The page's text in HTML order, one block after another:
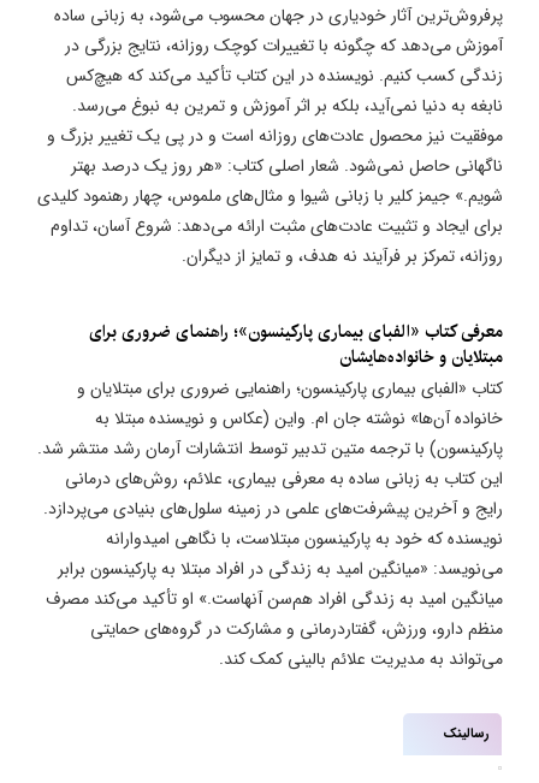
پرفروش‌ترین آثار خودیاری در جهان محسوب می‌شود، به زبانی ساده
آموزش می‌دهد که چگونه با تغییرات کوچک روزانه، نتایج بزرگی در
زندگی کسب کنیم. نویسنده در این کتاب تأکید می‌کند که هیچ‌کس
نابغه به دنیا نمی‌آید، بلکه بر اثر آموزش و تمرین به نبوغ می‌رسد.
موفقیت نیز محصول عادت‌های روزانه است و در پی یک تغییر بزرگ و
ناگهانی حاصل نمی‌شود. شعار اصلی کتاب: «هر روز یک درصد بهتر
شویم.» جیمز کلیر با زبانی شیوا و مثال‌های ملموس، چهار رهنمود کلیدی
برای ایجاد و تثبیت عادت‌های مثبت ارائه می‌دهد: شروع آسان، تداوم
روزانه، تمرکز بر فرآیند نه هدف، و تمایز از دیگران.
معرفی کتاب «الفبای بیماری پارکینسون»؛ راهنمای ضروری برای
مبتلایان و خانواده‌هایشان
کتاب «الفبای بیماری پارکینسون؛ راهنمایی ضروری برای مبتلایان و
خانواده آن‌ها» نوشته جان ام. واین (عکاس و نویسنده مبتلا به
پارکینسون) با ترجمه متین تدبیر توسط انتشارات آرمان رشد منتشر شد.
این کتاب به زبانی ساده به معرفی بیماری، علائم، روش‌های درمانی
رایج و آخرین پیشرفت‌های علمی در زمینه سلول‌های بنیادی می‌پردازد.
نویسنده که خود به پارکینسون مبتلاست، با نگاهی امیدوارانه
می‌نویسد: «میانگین امید به زندگی در افراد مبتلا به پارکینسون برابر
میانگین امید به زندگی افراد هم‌سن آنهاست.» او تأکید می‌کند مصرف
منظم دارو، ورزش، گفتاردرمانی و مشارکت در گروه‌های حمایتی
می‌تواند به مدیریت علائم بالینی کمک کند.
رسالینک